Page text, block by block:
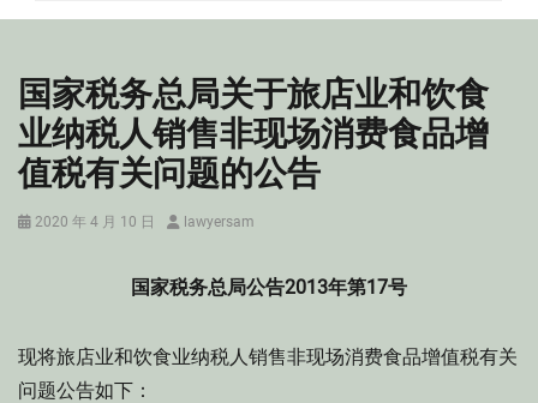
国家税务总局关于旅店业和饮食
业纳税人销售非现场消费食品增
值税有关问题的公告
Posted
2020 年 4 月 10 日 Authorlawyersam
国家税务总局公告2013年第17号
现将旅店业和饮食业纳税人销售非现场消费食品增值税有关
问题公告如下：